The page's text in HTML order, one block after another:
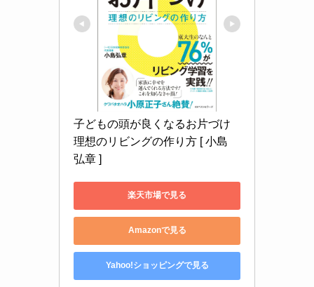
子どもの頭が良くなるお片づけ
理想のリビングの作り方 [ 小島
弘章 ]
楽天市場で見る
Amazonで見る
Yahoo!ショッピングで見る